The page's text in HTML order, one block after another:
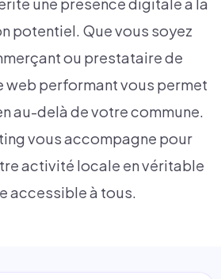
une présence digitale à la
potentiel. Que vous soyez
ou prestataire de
web performant vous permet
au-delà de votre commune.
vous accompagne pour
activité locale en véritable
accessible à tous.